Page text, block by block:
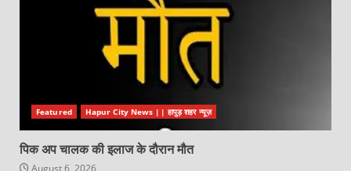
Featured Hapur City News || हापुड़ शहर न्यूज़
पिक अप चालक की इलाज के दौरान मौत